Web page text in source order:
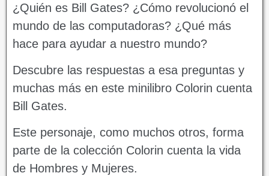
¿Quién es Bill Gates? ¿Cómo revolucionó el
mundo de las computadoras? ¿Qué más
hace para ayudar a nuestro mundo?
Descubre las respuestas a esa preguntas y
muchas más en este minilibro Colorin cuenta
Bill Gates.
Este personaje, como muchos otros, forma
parte de la colección Colorin cuenta la vida
de Hombres y Mujeres.